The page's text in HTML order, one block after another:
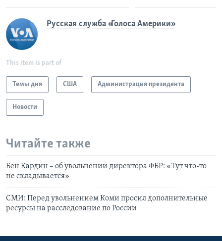
Русская служба «Голоса Америки»
This item is part of
Темы дня США Администрация президента
Новости
Читайте также
Бен Кардин – об увольнении директора ФБР: «Тут что-то
не складывается»
СМИ: Перед увольнением Коми просил дополнительные
ресурсы на расследование по России